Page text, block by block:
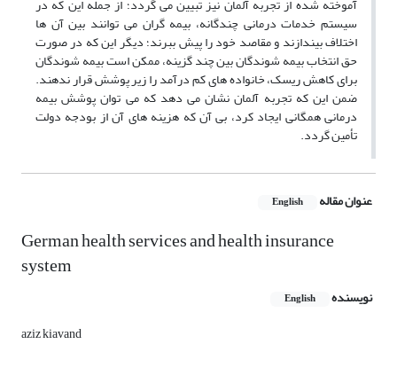
آموخته شده از تجربه آلمان نیز تبیین می گردد؛ از جمله این که در
سیستم خدمات درمانی چندگانه، بیمه گران می توانند بین آن ها
اختلاف بیندازند و مقاصد خود را پیش ببرند؛ دیگر این که در صورت
حق انتخاب بیمه شوندگان بین چند گزینه، ممکن است بیمه شوندگان
برای کاهش ریسک، خانواده های کم درآمد را زیر پوشش قرار ندهند.
ضمن این که تجربه آلمان نشان می دهد که می توان پوشش بیمه
درمانی همگانی ایجاد کرد، بی آن که هزینه های آن از بودجه دولت
تأمین گردد.
عنوان مقاله English
German health services and health insurance
system
نویسنده English
aziz kiavand